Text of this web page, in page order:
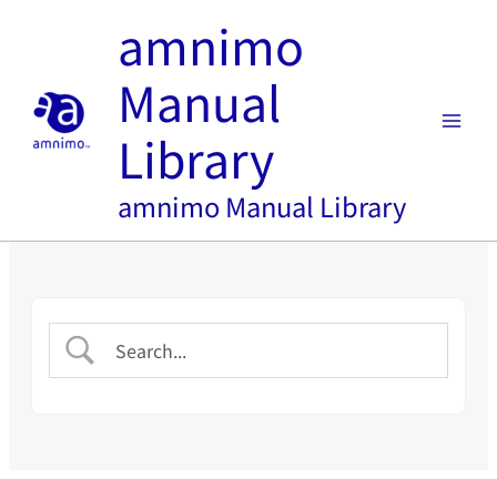
amnimo
Manual
Library
amnimo Manual Library